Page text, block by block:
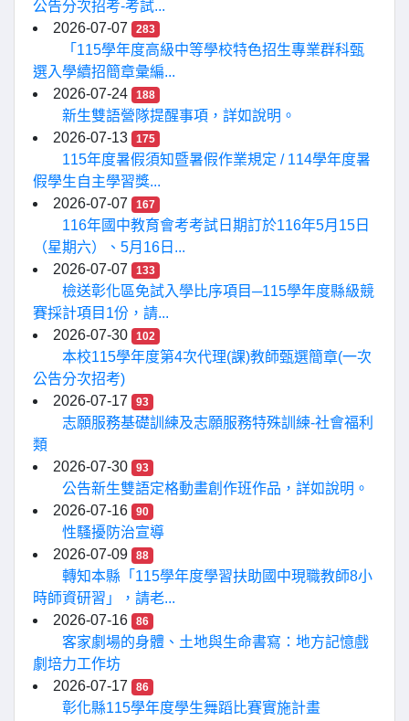
公告分次招考-考試...
2026-07-07
283
「115學年度高級中等學校特色招生專業群科甄
選入學續招簡章彙編...
2026-07-24
188
新生雙語營隊提醒事項，詳如說明。
2026-07-13
175
115年度暑假須知暨暑假作業規定 / 114學年度暑
假學生自主學習獎...
2026-07-07
167
116年國中教育會考考試日期訂於116年5月15日
（星期六）、5月16日...
2026-07-07
133
檢送彰化區免試入學比序項目─115學年度縣級競
賽採計項目1份，請...
2026-07-30
102
本校115學年度第4次代理(課)教師甄選簡章(一次
公告分次招考)
2026-07-17
93
志願服務基礎訓練及志願服務特殊訓練-社會福利
類
2026-07-30
93
公告新生雙語定格動畫創作班作品，詳如說明。
2026-07-16
90
性騷擾防治宣導
2026-07-09
88
轉知本縣「115學年度學習扶助國中現職教師8小
時師資研習」，請老...
2026-07-16
86
客家劇場的身體、土地與生命書寫：地方記憶戲
劇培力工作坊
2026-07-17
86
彰化縣115學年度學生舞蹈比賽實施計畫